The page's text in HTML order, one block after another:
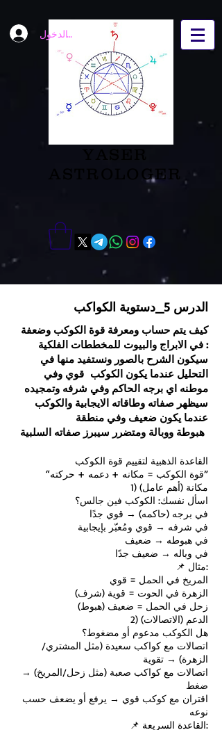
تسجيل الدخول
ASTROLOGER
الدرس 5_دستوية الكواكب
كيف يتم حساب ومعرفة قوة الكوكب وضعفة
في الابراج والبيوت للمخططات الفلكية :
سيكون الشرح بالصور ونستفيد منها في
التحليل عندما يكون الكوكب قوي وفي
موطنه اي برجه الحاكم وفي شرفه وتمجيده
سيظهر صفاته وطاقاته الايجابية والكوكب
عندما يكون ضعيف وفي منطقة
القاعدة الذهبية لتقييم قوة الكوكب
“قوة الكوكب = مكانه + دعمه + حركته”
1) مكانة (أهم عامل)
اسأل نفسك: الكوكب فين جالس؟
في برجه (حاكمه) → قوي جدًا
في شرفه → قوي ومُعبّر بإيجابية
في هبوطه → ضعيف
في وباله → ضعيف جدًا
📌 مثال:
المريخ في الحمل = قوي
الزهرة في الحوت = قوية (شرف)
زحل في الحمل = ضعيف (هبوط)
2) الدعم (الاتصالات)
هل الكوكب مدعوم أو مضغوط؟
اتصالات مع كواكب سعيدة (مثل المشتري/
الزهرة) → تقوية
اتصالات مع كواكب صعبة (مثل زحل/المريخ) →
ضغط
اقتران مع كوكب قوي → يرفع أو يضعف حسب
نوعه
📌 القاعدة السريعة: